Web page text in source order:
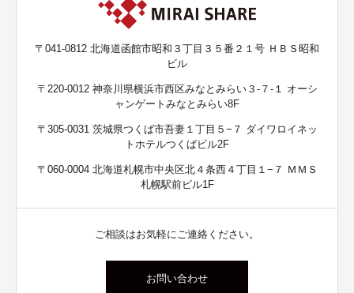
〒041-0812 北海道函館市昭和３丁目３５番２１号 ＨＢＳ昭和
ビル
〒220-0012 神奈川県横浜市西区みなとみらい３-７-１ オーシ
ャンゲートみなとみらい8F
〒305-0031 茨城県つくば市吾妻１丁目５−７ ダイワロイネッ
トホテルつくばビル2F
〒060-0004 北海道札幌市中央区北４条西４丁目１−７ ＭＭＳ
札幌駅前ビル1F
ご相談はお気軽にご連絡ください。
お問い合わせ